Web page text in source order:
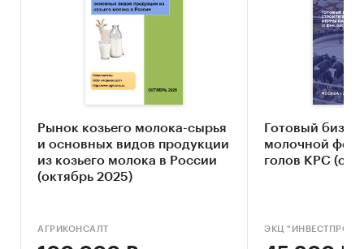
Информация о собственнике (выборочно)
Годовой оборот (выборочно)
Объем переработки молока-сырья, тонн/
сутки (2008, 2011 гг. – выборочно)
Объемы производства продукции по
группам
Численность персонала (выборочно)
Рынок козьего молока-сырья
и основных видов продукции
из козьего молока в России
(октябрь 2025)
АГРИКОНСАЛТ
Готовый
молочной
голов КРС (с
ЭКЦ